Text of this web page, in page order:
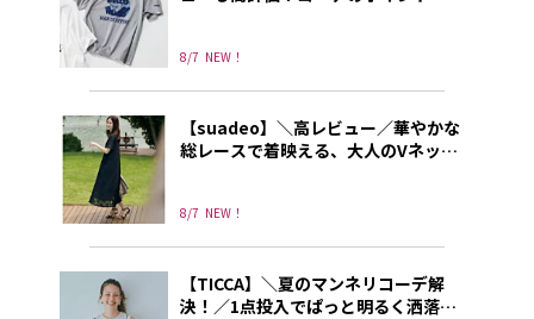
8/7 NEW！
8/7 NEW！
【suadeo】＼高レビュー／華やかな
総レースで着映える、大人のVネック
【TICCA】＼夏のマンネリコーデ解
決！／1点投入でぱっと明るく洒落て